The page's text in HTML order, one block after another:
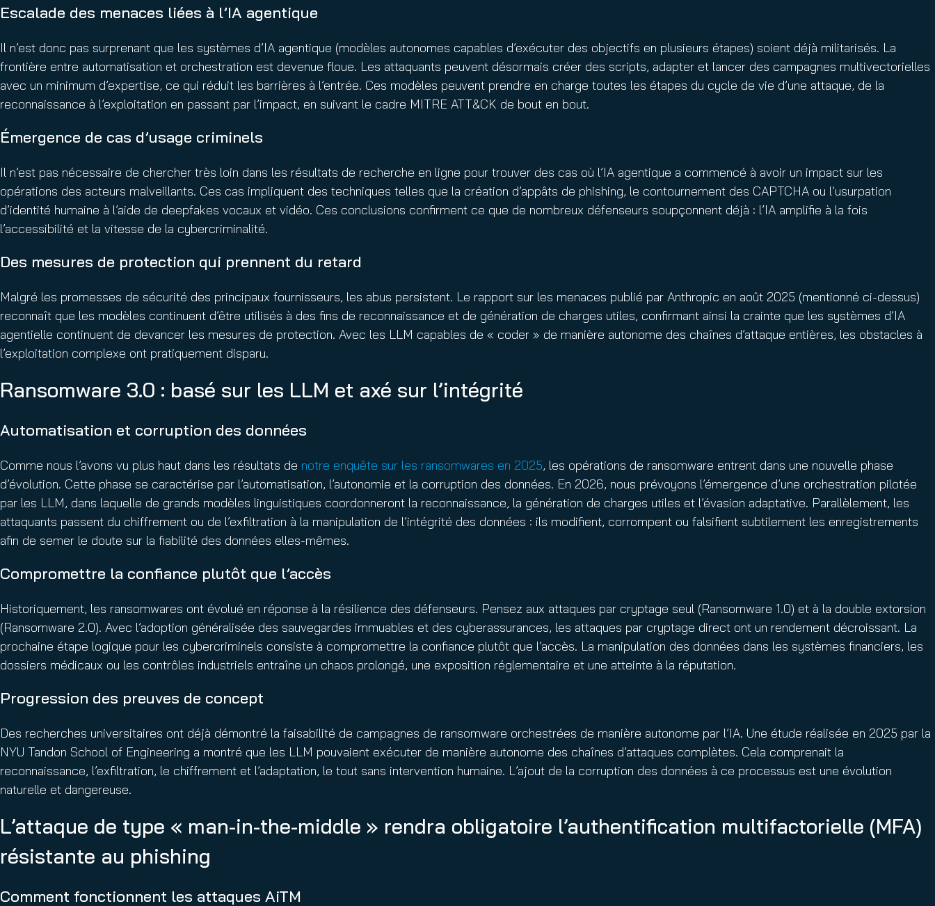
Escalade des menaces liées à l’IA agentique
Il n’est donc pas surprenant que les systèmes d’IA agentique (modèles autonomes capables d’exécuter des objectifs en plusieurs étapes) soient déjà militarisés. La
frontière entre automatisation et orchestration est devenue floue. Les attaquants peuvent désormais créer des scripts, adapter et lancer des campagnes multivectorielles
avec un minimum d’expertise, ce qui réduit les barrières à l’entrée. Ces modèles peuvent prendre en charge toutes les étapes du cycle de vie d’une attaque, de la
reconnaissance à l’exploitation en passant par l’impact, en suivant le cadre MITRE ATT&CK de bout en bout.
Émergence de cas d’usage criminels
Il n’est pas nécessaire de chercher très loin dans les résultats de recherche en ligne pour trouver des cas où l’IA agentique a commencé à avoir un impact sur les
opérations des acteurs malveillants. Ces cas impliquent des techniques telles que la création d’appâts de phishing, le contournement des CAPTCHA ou l’usurpation
d’identité humaine à l’aide de deepfakes vocaux et vidéo. Ces conclusions confirment ce que de nombreux défenseurs soupçonnent déjà : l’IA amplifie à la fois
l’accessibilité et la vitesse de la cybercriminalité.
Des mesures de protection qui prennent du retard
Malgré les promesses de sécurité des principaux fournisseurs, les abus persistent. Le rapport sur les menaces publié par Anthropic en août 2025 (mentionné ci-dessus)
reconnaît que les modèles continuent d’être utilisés à des fins de reconnaissance et de génération de charges utiles, confirmant ainsi la crainte que les systèmes d’IA
agentielle continuent de devancer les mesures de protection. Avec les LLM capables de « coder » de manière autonome des chaînes d’attaque entières, les obstacles à
l’exploitation complexe ont pratiquement disparu.
Ransomware 3.0 : basé sur les LLM et axé sur l’intégrité
Automatisation et corruption des données
Comme nous l’avons vu plus haut dans les résultats de notre enquête sur les ransomwares en 2025, les opérations de ransomware entrent dans une nouvelle phase
d’évolution. Cette phase se caractérise par l’automatisation, l’autonomie et la corruption des données. En 2026, nous prévoyons l’émergence d’une orchestration pilotée
par les LLM, dans laquelle de grands modèles linguistiques coordonneront la reconnaissance, la génération de charges utiles et l’évasion adaptative. Parallèlement, les
attaquants passent du chiffrement ou de l’exfiltration à la manipulation de l’intégrité des données : ils modifient, corrompent ou falsifient subtilement les enregistrements
afin de semer le doute sur la fiabilité des données elles-mêmes.
Compromettre la confiance plutôt que l’accès
Historiquement, les ransomwares ont évolué en réponse à la résilience des défenseurs. Pensez aux attaques par cryptage seul (Ransomware 1.0) et à la double extorsion
(Ransomware 2.0). Avec l’adoption généralisée des sauvegardes immuables et des cyberassurances, les attaques par cryptage direct ont un rendement décroissant. La
prochaine étape logique pour les cybercriminels consiste à compromettre la confiance plutôt que l’accès. La manipulation des données dans les systèmes financiers, les
dossiers médicaux ou les contrôles industriels entraîne un chaos prolongé, une exposition réglementaire et une atteinte à la réputation.
Progression des preuves de concept
Des recherches universitaires ont déjà démontré la faisabilité de campagnes de ransomware orchestrées de manière autonome par l’IA. Une étude réalisée en 2025 par la
NYU Tandon School of Engineering a montré que les LLM pouvaient exécuter de manière autonome des chaînes d’attaques complètes. Cela comprenait la
reconnaissance, l’exfiltration, le chiffrement et l’adaptation, le tout sans intervention humaine. L’ajout de la corruption des données à ce processus est une évolution
naturelle et dangereuse.
L’attaque de type « man-in-the-middle » rendra obligatoire l’authentification multifactorielle (MFA)
résistante au phishing
Comment fonctionnent les attaques AiTM